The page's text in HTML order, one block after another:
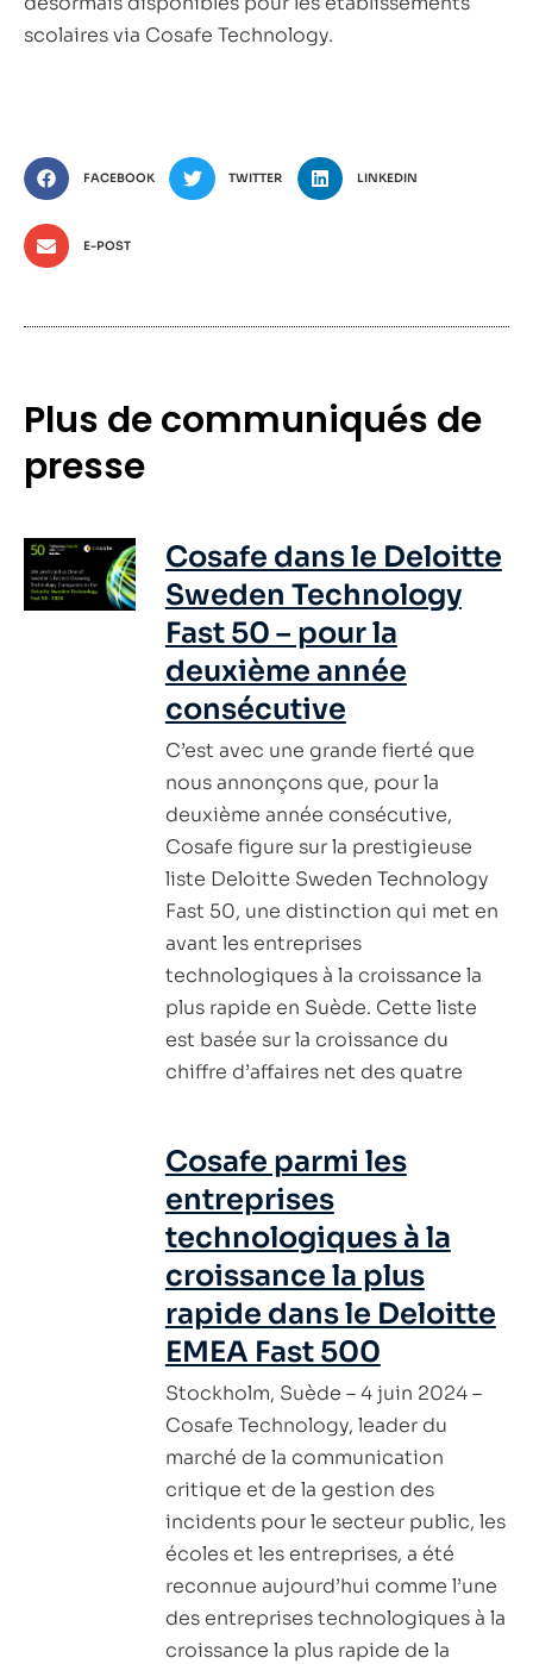
scolaires via Cosafe Technology.
FACEBOOK TWITTER LINKEDIN
E-POST
Plus de communiqués de
presse
Cosafe dans le Deloitte
Sweden Technology
Fast 50 – pour la
deuxième année
consécutive
C’est avec une grande fierté que
nous annonçons que, pour la
deuxième année consécutive,
Cosafe figure sur la prestigieuse
liste Deloitte Sweden Technology
Fast 50, une distinction qui met en
avant les entreprises
technologiques à la croissance la
plus rapide en Suède. Cette liste
est basée sur la croissance du
chiffre d’affaires net des quatre
Cosafe parmi les
entreprises
technologiques à la
croissance la plus
rapide dans le Deloitte
EMEA Fast 500
Stockholm, Suède – 4 juin 2024 –
Cosafe Technology, leader du
marché de la communication
critique et de la gestion des
incidents pour le secteur public, les
écoles et les entreprises, a été
reconnue aujourd’hui comme l’une
des entreprises technologiques à la
croissance la plus rapide de la